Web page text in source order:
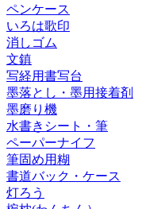
ペンケース
いろは歌印
消しゴム
文鎮
写経用書写台
墨落とし・墨用接着剤
墨磨り機
水書きシート・筆
ペーパーナイフ
筆固め用糊
書道バック・ケース
灯ろう